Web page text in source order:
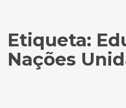
Etiqueta:
Nações